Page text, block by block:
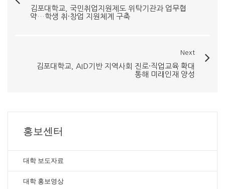
김포대학교, 국민취업지원제도 위탁기관과 업무협
약…학생 취·창업 지원체계 구축
Next
김포대학교, AID기반 지역사회 진로·직업교육 확대
통해 미래인재 양성
홍보센터
대학 보도자료
대학 홍보영상